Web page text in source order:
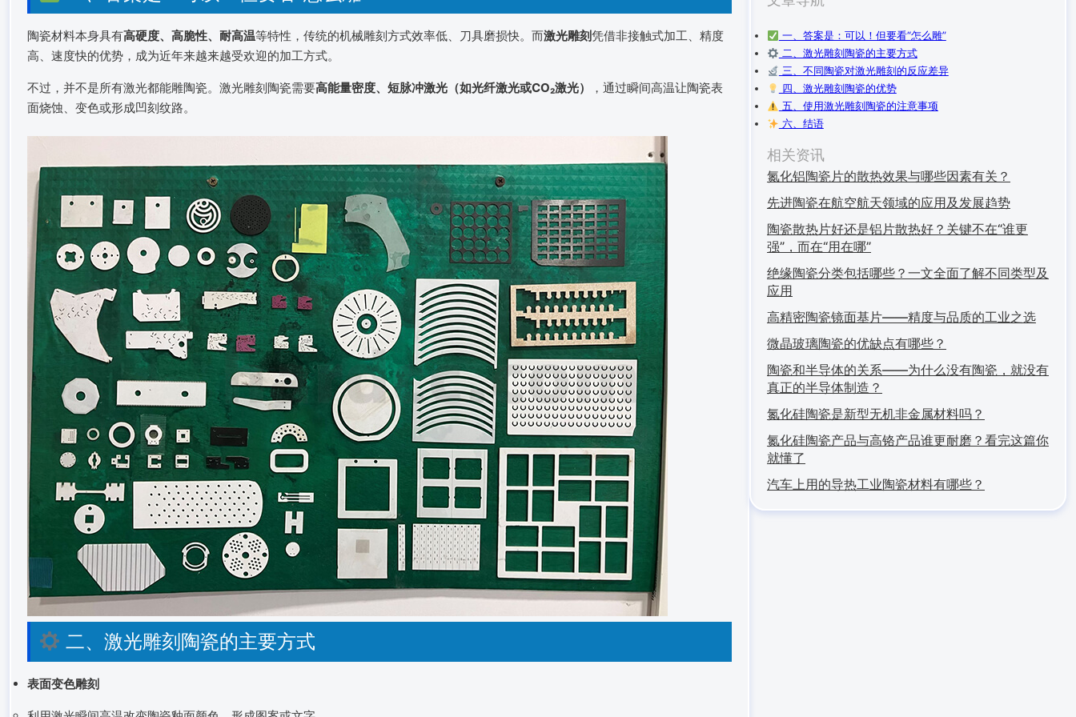
陶瓷材料本身具有高硬度、高脆性、耐高温等特性，传统的机械雕刻方式效率低、刀具磨损快。而激光雕刻凭借非接触式加工、精度
高、速度快的优势，成为近年来越来越受欢迎的加工方式。
不过，并不是所有激光都能雕陶瓷。激光雕刻陶瓷需要高能量密度、短脉冲激光（如光纤激光或CO₂激光）
，通过瞬间高温让陶瓷表
面烧蚀、变色或形成凹刻纹路。
二、激光雕刻陶瓷的主要方式
表面变色雕刻
一、答案是：可以！但要看“怎么雕”
二、激光雕刻陶瓷的主要方式
三、不同陶瓷对激光雕刻的反应差异
四、激光雕刻陶瓷的优势
五、使用激光雕刻陶瓷的注意事项
六、结语
相关资讯
氮化铝陶瓷片的散热效果与哪些因素有关？
先进陶瓷在航空航天领域的应用及发展趋势
陶瓷散热片好还是铝片散热好？关键不在“谁更
强”，而在“用在哪”
绝缘陶瓷分类包括哪些？一文全面了解不同类型及
应用
高精密陶瓷镜面基片——精度与品质的工业之选
微晶玻璃陶瓷的优缺点有哪些？
陶瓷和半导体的关系——为什么没有陶瓷，就没有
真正的半导体制造？
氮化硅陶瓷是新型无机非金属材料吗？
氮化硅陶瓷产品与高铬产品谁更耐磨？看完这篇你
就懂了
汽车上用的导热工业陶瓷材料有哪些？